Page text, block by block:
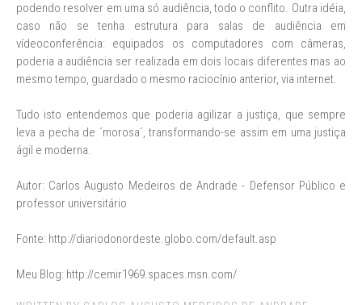
podendo resolver em uma só audiência, todo o conflito. Outra idéia,
caso não se tenha estrutura para salas de audiência em
vídeoconferência: equipados os computadores com câmeras,
poderia a audiência ser realizada em dois locais diferentes mas ao
mesmo tempo, guardado o mesmo raciocínio anterior, via internet.
Tudo isto entendemos que poderia agilizar a justiça, que sempre
leva a pecha de ´morosa´, transformando-se assim em uma justiça
ágil e moderna.
Autor: Carlos Augusto Medeiros de Andrade - Defensor Público e
professor universitário
Fonte: http://diariodonordeste.globo.com/default.asp
Meu Blog: http://cemir1969.spaces.msn.com/